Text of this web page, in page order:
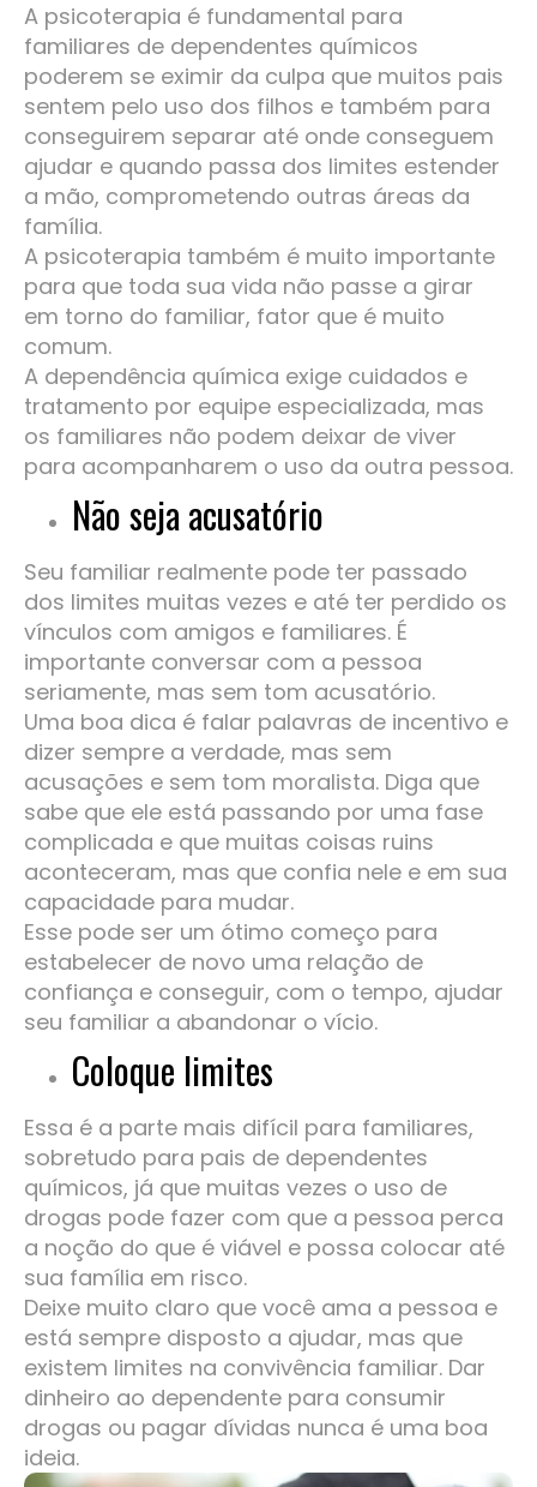
A psicoterapia é fundamental para
familiares de dependentes químicos
poderem se eximir da culpa que muitos pais
sentem pelo uso dos filhos e também para
conseguirem separar até onde conseguem
ajudar e quando passa dos limites estender
a mão, comprometendo outras áreas da
família.
A psicoterapia também é muito importante
para que toda sua vida não passe a girar
em torno do familiar, fator que é muito
comum.
A dependência química exige cuidados e
tratamento por equipe especializada, mas
os familiares não podem deixar de viver
para acompanharem o uso da outra pessoa.
Não seja acusatório
Seu familiar realmente pode ter passado
dos limites muitas vezes e até ter perdido os
vínculos com amigos e familiares. É
importante conversar com a pessoa
seriamente, mas sem tom acusatório.
Uma boa dica é falar palavras de incentivo e
dizer sempre a verdade, mas sem
acusações e sem tom moralista. Diga que
sabe que ele está passando por uma fase
complicada e que muitas coisas ruins
aconteceram, mas que confia nele e em sua
capacidade para mudar.
Esse pode ser um ótimo começo para
estabelecer de novo uma relação de
confiança e conseguir, com o tempo, ajudar
seu familiar a abandonar o vício.
Coloque limites
Essa é a parte mais difícil para familiares,
sobretudo para pais de dependentes
químicos, já que muitas vezes o uso de
drogas pode fazer com que a pessoa perca
a noção do que é viável e possa colocar até
sua família em risco.
Deixe muito claro que você ama a pessoa e
está sempre disposto a ajudar, mas que
existem limites na convivência familiar. Dar
dinheiro ao dependente para consumir
drogas ou pagar dívidas nunca é uma boa
ideia.